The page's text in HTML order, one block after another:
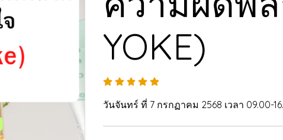
YOKE)
วันจันทร์ ที่ 7 กรกฏาคม 2568 เวลา 09.00-